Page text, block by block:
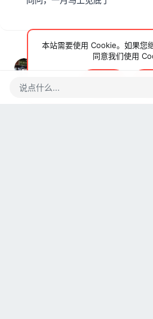
估计困难,小8太难伺候好
说点什么...
本站需要使用 Cookie。如果您
同意我们使用